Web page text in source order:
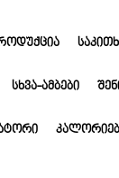
ᲡᲮᲕᲐ-ᲐᲛᲑᲔᲑᲘ